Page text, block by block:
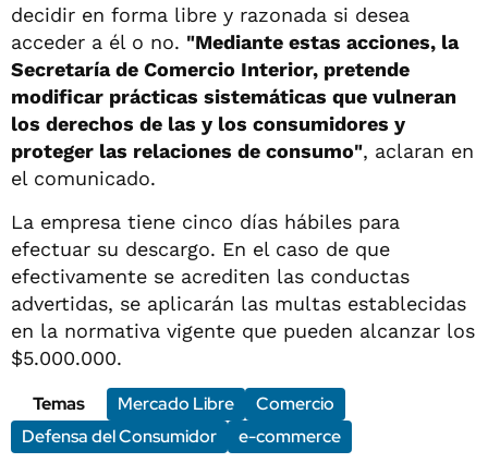
decidir en forma libre y razonada si desea
acceder a él o no. "Mediante estas acciones, la
Secretaría de Comercio Interior, pretende
modificar prácticas sistemáticas que vulneran
los derechos de las y los consumidores y
proteger las relaciones de consumo", aclaran en
el comunicado.
La empresa tiene cinco días hábiles para
efectuar su descargo. En el caso de que
efectivamente se acrediten las conductas
advertidas, se aplicarán las multas establecidas
en la normativa vigente que pueden alcanzar los
$5.000.000.
Temas
Mercado Libre
Comercio
Defensa del Consumidor
e-commerce